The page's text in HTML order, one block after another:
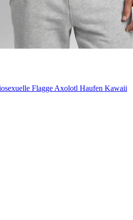
Flagge Axolotl Haufen Kawaii